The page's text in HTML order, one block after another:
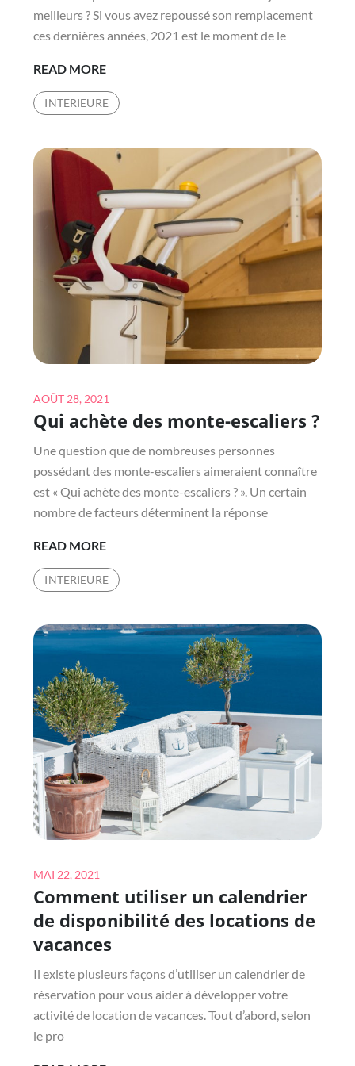
meilleurs ? Si vous avez repoussé son remplacement
ces dernières années, 2021 est le moment de le
READ MORELES
9
MEILLEURS
SECTIONNELS
MODERNES
DE
2021
INTERIEURE
Posted
on
AOÛT 28, 2021
Qui achète des monte-escaliers ?
Une question que de nombreuses personnes
possédant des monte-escaliers aimeraient connaître
est « Qui achète des monte-escaliers ? ». Un certain
nombre de facteurs déterminent la réponse
READ MOREQUI
ACHÈTE
DES
ESCALIERS
INTERIEURE
Posted
on
MAI 22, 2021
Comment utiliser un calendrier
de disponibilité des locations de
vacances
Il existe plusieurs façons d’utiliser un calendrier de
réservation pour vous aider à développer votre
activité de location de vacances. Tout d’abord, selon
le pro